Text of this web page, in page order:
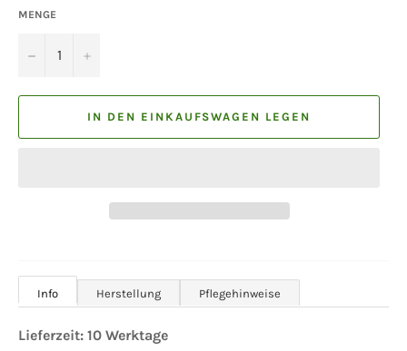
MENGE
− +
IN DEN EINKAUFSWAGEN LEGEN
Info Herstellung Pflegehinweise
Lieferzeit: 10 Werktage